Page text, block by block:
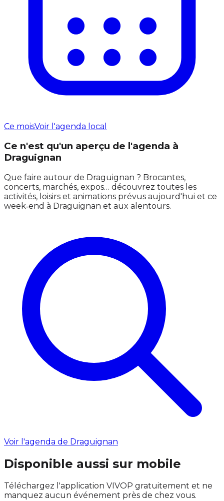
Ce moisVoir l'agenda local
Ce n'est qu'un aperçu de l'agenda à
Draguignan
Que faire autour de Draguignan ? Brocantes,
concerts, marchés, expos… découvrez toutes les
activités, loisirs et animations prévus aujourd'hui et ce
week‑end à Draguignan et aux alentours.
Voir l'agenda de Draguignan
Disponible aussi sur mobile
Téléchargez l'application VIVOP gratuitement et ne
manquez aucun événement près de chez vous.